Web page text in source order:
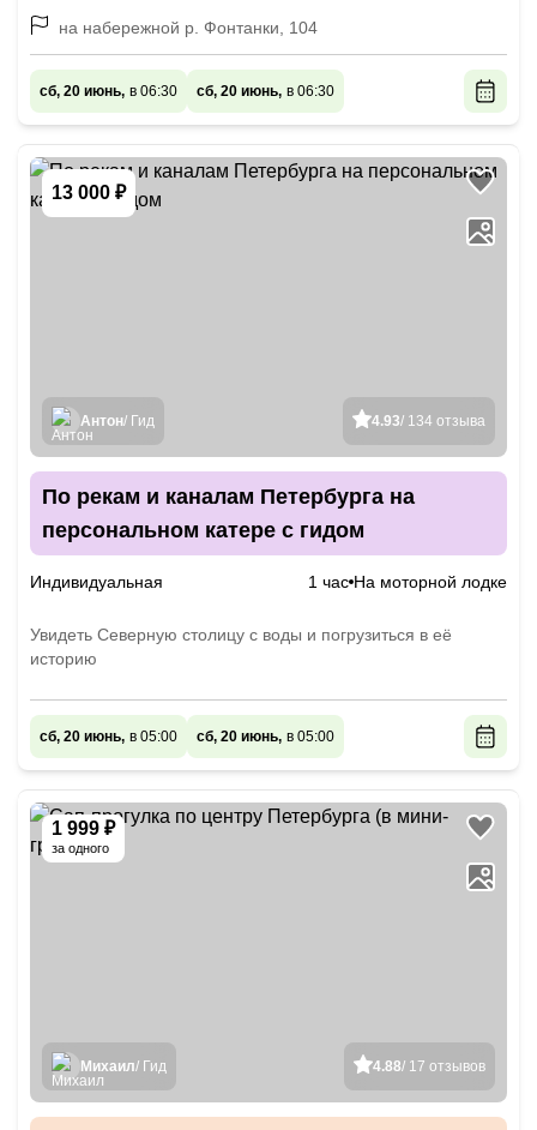
на набережной р. Фонтанки, 104
сб, 20 июнь, в 06:30 сб, 20 июнь, в 06:30
13 000 ₽
4.93/ 134 отзыва
Антон/ Гид
По рекам и каналам Петербурга на
персональном катере с гидом
Индивидуальная 1 час На моторной лодке
Увидеть Северную столицу с воды и погрузиться в её
историю
сб, 20 июнь, в 05:00 сб, 20 июнь, в 05:00
1 999 ₽
за одного
4.88/ 17 отзывов
Михаил/ Гид